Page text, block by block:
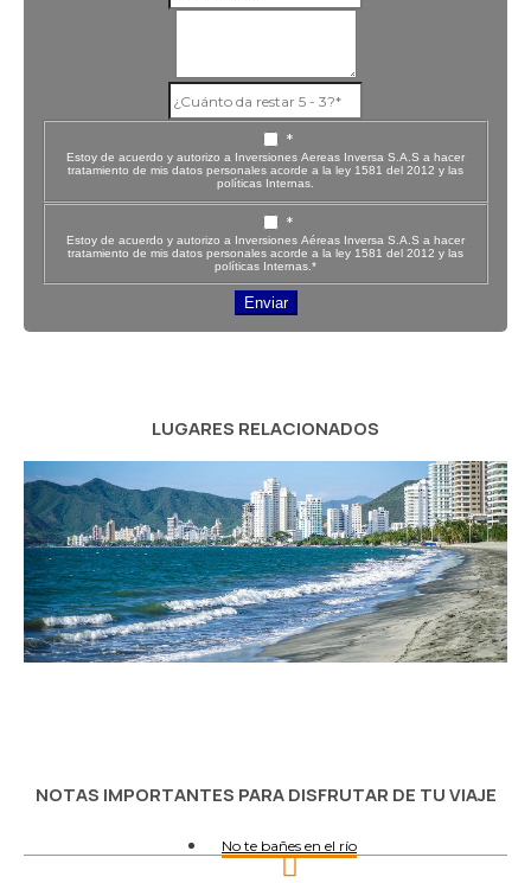
*
Estoy de acuerdo y autorizo a Inversiones Aereas Inversa S.A.S a hacer
tratamiento de mis datos personales acorde a la ley 1581 del 2012 y las
políticas Internas.
*
Estoy de acuerdo y autorizo a Inversiones Aéreas Inversa S.A.S a hacer
tratamiento de mis datos personales acorde a la ley 1581 del 2012 y las
políticas Internas.*
Enviar
LUGARES RELACIONADOS
NOTAS IMPORTANTES PARA DISFRUTAR DE TU VIAJE
No te bañes en el río